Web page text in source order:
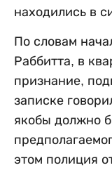
находились в
По словам
Раббитта, в
признание,
записке
якобы должно
этом полиция